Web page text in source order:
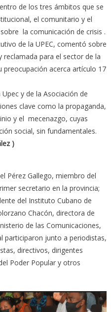
de los tres ámbitos que se
el comunitario y el
la comunicación de crisis .
de la UPEC, comentó sobre
para el sector de la
preocupación acerca artículo 17
y de la Asociación de
clave como la propaganda,
y el mecenazgo, cuyas
social, sin fundamentales.
)
Pérez Gallego, miembro del
secretario en la provincia;
del Instituto Cubano de
Chacón, directora de
de las Comunicaciones,
participaron junto a periodistas,
directivos, dirigentes
Poder Popular y otros